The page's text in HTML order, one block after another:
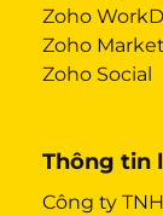
Zoho
Zoho
Zoho Social
Thông tin
Công ty